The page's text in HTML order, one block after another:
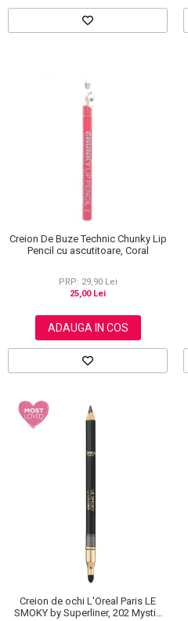
Creion De Buze Technic Chunky Lip
Pencil cu ascutitoare, Coral
PRP: 29,90 Lei
25,00 Lei
ADAUGA IN COS
Creion de ochi L'Oreal Paris LE
SMOKY by Superliner, 202 Mystic